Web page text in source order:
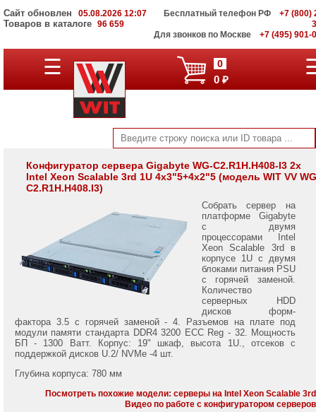
Сайт обновлен 05.08.2026 12:07
Товаров в каталоге 96 659
Бесплатный телефон РФ
+7 (800)
Для звонков по Москве
+7 (495) 901-
Серверы
Supermicro
Серверы
Supermicro
Серверы
Gigabyte
7002/
7003
Серверы
Gigabyte
на
☰ 0
0 ₽
Конфигуратор сервера Gigabyte WG-C2.R1H.H408-I3 2x
Intel Xeon Scalable 3rd 1U 4x3"5+4x2"5 (модель WIT VV
C2.R1H.H408.I3)
Собрать сервер на
платформе Gigabyte
с двумя
процессорами Intel
Xeon Scalable 3rd в
корпусе 1U с двумя
блоками питания PSU
с горячей заменой.
Количество
серверных HDD
дисков форм-
фактора 3.5 с горячей заменой - 4. Разъемов на плате под
модули памяти стандарта DDR4 3200 ECC Reg - 32. Мощность
БП - 1300 Ватт. Корпус: 19" шкаф, высота 1U., отсеков с
поддержкой дисков U.2/ NVMe -4 шт.
Глубина корпуса: 780 мм
Посмотреть похожие модели: серверы на Intel Xeon Scalable 3rd
Видео по работе с конфигуратором серверов